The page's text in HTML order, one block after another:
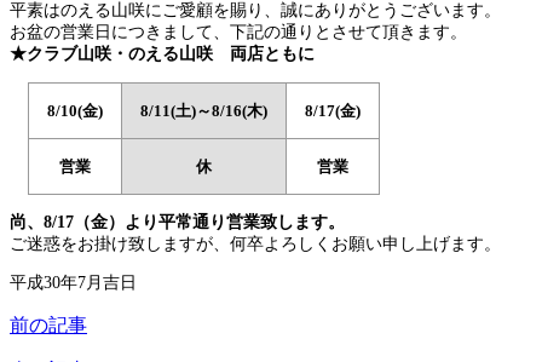
平素はのえる山咲にご愛顧を賜り、誠にありがとうございます。
お盆の営業日につきまして、下記の通りとさせて頂きます。
★クラブ山咲・のえる山咲 両店ともに
8/10(金) 8/11(土)～8/16(木) 8/17(金)
営業 休 営業
尚、8/17（金）より平常通り営業致します。
ご迷惑をお掛け致しますが、何卒よろしくお願い申し上げます。
平成30年7月吉日
前の記事